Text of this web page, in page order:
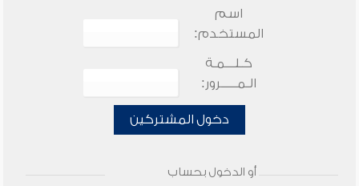
اسم
المستخدم:
كـلـــمـة
الـمـــــرور:
دخول المشتركين
أو الدخول بحساب